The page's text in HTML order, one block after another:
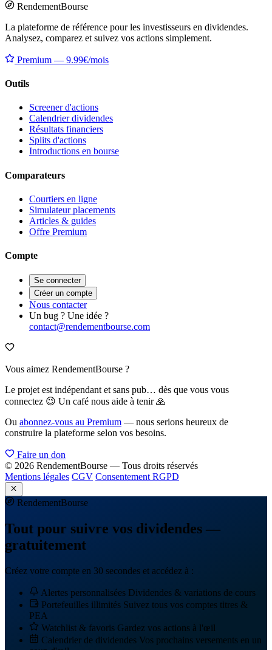
RendementBourse
La plateforme de référence pour les investisseurs en dividendes.
Analysez, comparez et suivez vos actions simplement.
Premium — 9.99€/mois
Outils
Screener d'actions
Calendrier dividendes
Résultats financiers
Splits d'actions
Introductions en bourse
Comparateurs
Courtiers en ligne
Simulateur placements
Articles & guides
Offre Premium
Compte
Se connecter
Créer un compte
Nous contacter
Un bug ? Une idée ?
contact@rendementbourse.com
Vous aimez RendementBourse ?
Le projet est indépendant et sans pub… dès que vous vous
connectez 😉 Un café nous aide à tenir 🙏
Ou abonnez-vous au Premium — nous serions heureux de
construire la plateforme selon vos besoins.
Faire un don
© 2026 RendementBourse — Tous droits réservés
Mentions légales CGV Consentement RGPD
RendementBourse
Tout pour suivre vos dividendes —
gratuitement
Créez votre compte en 30 secondes et accédez à :
Alertes personnalisées Dividendes & variations de cours
Portefeuilles illimités Suivez tous vos comptes titres &
PEA
Watchlist & favoris Gardez vos actions à l'œil
Calendrier de dividendes Vos prochains versements en un